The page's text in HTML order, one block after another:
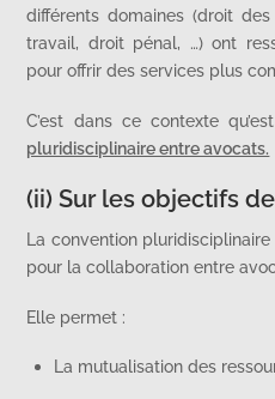
différents domaines (droit
travail, droit pénal, …) ont
pour offrir des services plus
C’est dans ce contexte
pluridisciplinaire entre avocats.
(ii) Sur les objectifs
La convention
pour la collaboration entre
Elle permet :
La mutualisation des